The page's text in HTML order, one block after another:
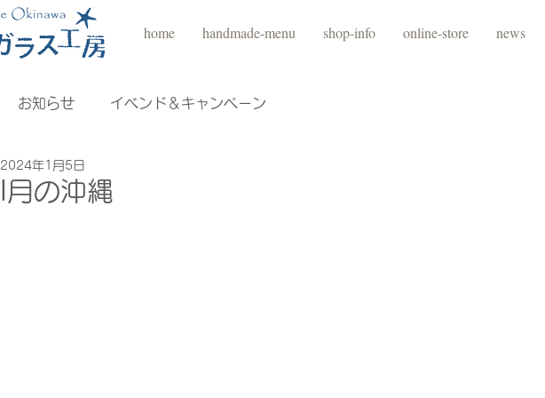
home handmade-menu shop-info online-store news
お知らせ イベンド＆キャンペーン
I月の沖縄
2024年1月5日